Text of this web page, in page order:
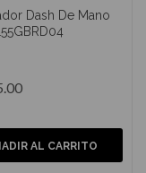
Dash De Mano
AL CARRITO